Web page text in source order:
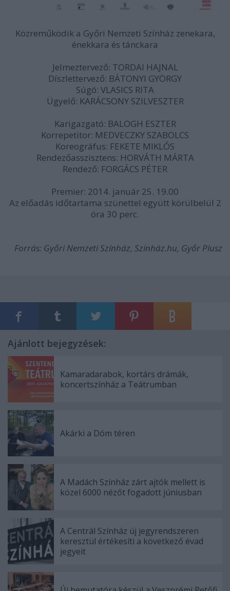
Közreműködik a Győri Nemzeti Színház zenekara,
énekkara és tánckara
Jelmeztervező: TORDAI HAJNAL
Díszlettervező: BÁTONYI GYÖRGY
Súgó: VLASICS RITA
Ügyelő: KARÁCSONY SZILVESZTER
Karigazgató: BALOGH ESZTER
Korrepetitor: MEDVECZKY SZABOLCS
Koreográfus: FEKETE MIKLÓS
Rendezőasszisztens: HORVÁTH MÁRTA
Rendező: FORGÁCS PÉTER
Premier: 2014. január 25. 19.00
Az előadás időtartama szünettel együtt körülbelül 2
óra 30 perc.
Forrás: Győri Nemzeti Színház, Színház.hu, Győr Plusz
Ajánlott bejegyzések:
Kamaradarabok, kortárs drámák,
koncertszínház a Teátrumban
Akárki a Dóm téren
A Madách Színház zárt ajtók mellett is
közel 6000 nézőt fogadott júniusban
A Centrál Színház új jegyrendszeren
keresztül értékesíti a következő évad
jegyeit